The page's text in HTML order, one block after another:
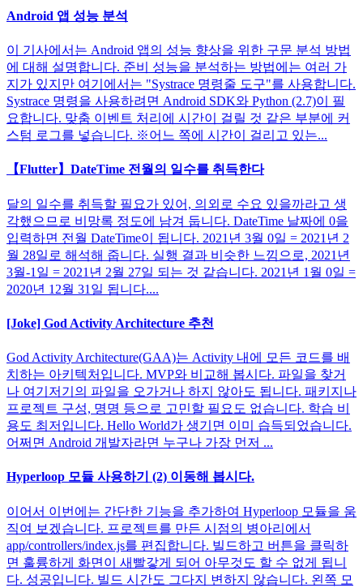
Android 앱 성능 분석
이 기사에서는 Android 앱의 성능 향상을 위한 구문 분석 방법
에 대해 설명합니다. 준비 성능을 분석하는 방법에는 여러 가
지가 있지만 여기에서는 "Systrace 명령줄 도구"를 사용합니다.
Systrace 명령을 사용하려면 Android SDK와 Python (2.7)이 필
요합니다. 맞춤 이벤트 처리에 시간이 걸릴 것 같은 부분에 커
스텀 로그를 넣습니다. ※어느 쪽에 시간이 걸리고 있는...
【Flutter】DateTime 전월의 일수를 취득한다
달의 일수를 취득할 필요가 있어, 의외로 수요 있을까라고 생
각했으므로 비망록 정도에 남겨 둡니다. DateTime 날짜에 0을
입력하면 전월 DateTime이 됩니다. 2021년 3월 0일 = 2021년 2
월 28일로 해석해 줍니다. 실행 결과 비슷한 느낌으로, 2021년
3월-1일 = 2021년 2월 27일 되는 것 같습니다. 2021년 1월 0일 =
2020년 12월 31일 됩니다....
[Joke] God Activity Architecture 추천
God Activity Architecture(GAA)는 Activity 내에 모든 코드를 배
치하는 아키텍처입니다. MVP와 비교해 봅시다. 파일을 찾거
나 여기저기의 파일을 오가거나 하지 않아도 됩니다. 패키지나
프로젝트 구성, 명명 등으로 고민할 필요도 없습니다. 학습 비
용도 최저입니다. Hello World가 생기면 이미 습득되었습니다.
어쩌면 Android 개발자라면 누구나 가장 먼저 ...
Hyperloop 모듈 사용하기 (2) 이동해 봅시다.
이어서 이번에는 간단한 기능을 추가하여 Hyperloop 모듈을 움
직여 보겠습니다. 프로젝트를 만든 시점의 병아리에서
app/controllers/index.js를 편집합니다. 빌드하고 버튼을 클릭하
면 훌륭하게 화면이 새빨갛게 되어 아무것도 할 수 없게 됩니
다. 성공입니다. 빌드 시간도 그다지 변하지 않습니다. 왼쪽 모